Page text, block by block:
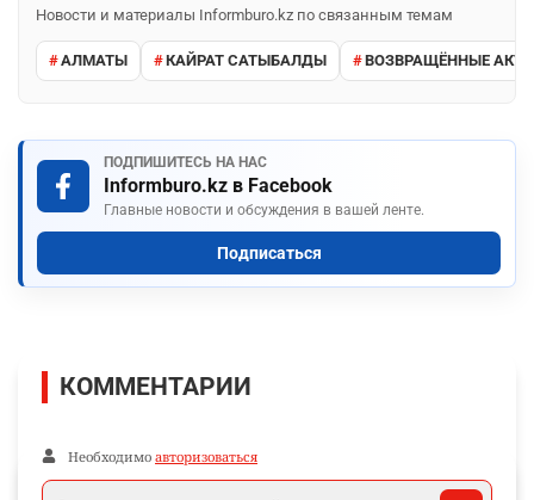
Новости и материалы Informburo.kz по связанным темам
АЛМАТЫ КАЙРАТ САТЫБАЛДЫ ВОЗВРАЩЁННЫЕ
ПОДПИШИТЕСЬ НА НАС
Informburo.kz в Facebook
Главные новости и обсуждения в вашей ленте.
Подписаться
КОММЕНТАРИИ
Необходимо авторизоваться